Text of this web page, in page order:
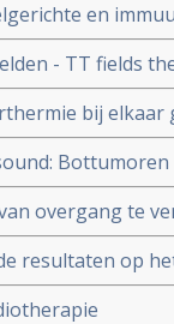
en
van Antwerpen
- TT fields
resultaten bij
verschillende
bij
geeft
update 6
overgang te
functies blijkt uit
resultaten op